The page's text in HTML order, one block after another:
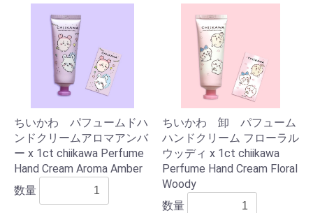
ちいかわ パフュームドハ
ンドクリームアロマアンバ
ー x 1ct chiikawa Perfume
Hand Cream Aroma Amber
数量
ちいかわ 卸 パフューム
ハンドクリーム フローラル
ウッディ x 1ct chiikawa
Perfume Hand Cream Floral
Woody
数量